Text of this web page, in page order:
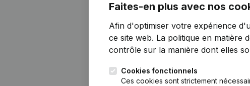
Faites-en plus avec nos
Afin d'optimiser votre expérience
ce site web. La politique en matière
contrôle sur la manière dont elles
Cookies fonctionnels
Ces cookies sont strictement